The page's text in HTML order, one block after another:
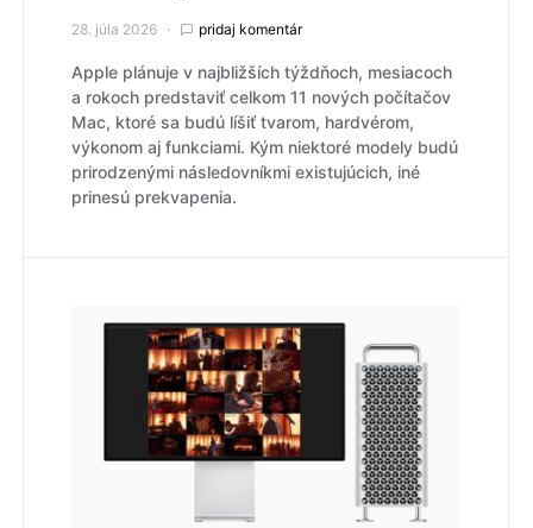
28. júla 2026 pridaj komentár
Apple plánuje v najbližších týždňoch, mesiacoch
a rokoch predstaviť celkom 11 nových počítačov
Mac, ktoré sa budú líšiť tvarom, hardvérom,
výkonom aj funkciami. Kým niektoré modely budú
prirodzenými následovníkmi existujúcich, iné
prinesú prekvapenia.